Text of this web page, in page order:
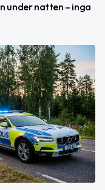
under natten – inga